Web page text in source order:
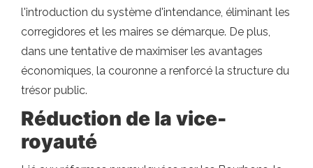
l'introduction du système d'intendance, éliminant les
corregidores et les maires se démarque. De plus,
dans une tentative de maximiser les avantages
économiques, la couronne a renforcé la structure du
trésor public.
Réduction de la vice-
royauté